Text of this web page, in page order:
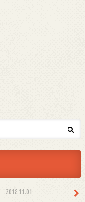
2018.11.01